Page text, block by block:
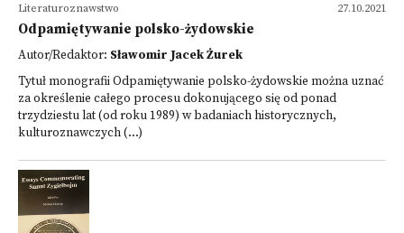
27.10.2021
Literaturoznawstwo
Odpamiętywanie polsko-żydowskie
Autor/Redaktor: Sławomir Jacek Żurek
Tytuł monografii Odpamiętywanie polsko-żydowskie można uznać
za określenie całego procesu dokonującego się od ponad
trzydziestu lat (od roku 1989) w badaniach historycznych,
kulturoznawczych (...)